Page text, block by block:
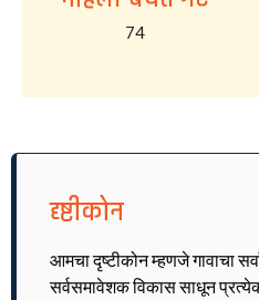
74
दृष्टीकोन
आमचा दृष्टीकोन म्हणजे गावाचा
सर्वसमावेशक विकास साधून